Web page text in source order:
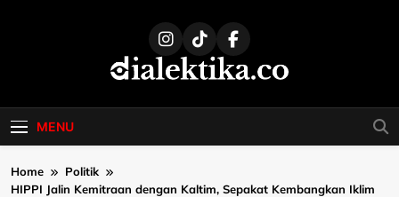
dialektika
MENU
Home
Politik
HIPPI Jalin Kemitraan dengan Kaltim, Sepakat Kembangkan Iklim